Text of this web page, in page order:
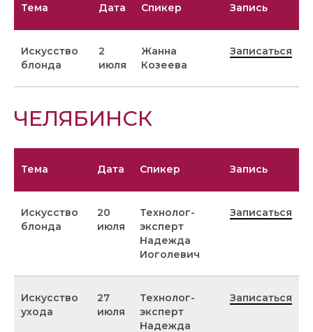
Тема Дата Спикер Запись
Искусство
блонда
2
июля
Жанна
Козеева
Записаться
ЧЕЛЯБИНСК
Тема Дата Спикер Запись
Искусство
блонда
20
июля
Технолог-
эксперт
Надежда
Иоголевич
Записаться
Искусство
ухода
27
июля
Технолог-
эксперт
Надежда
Записаться